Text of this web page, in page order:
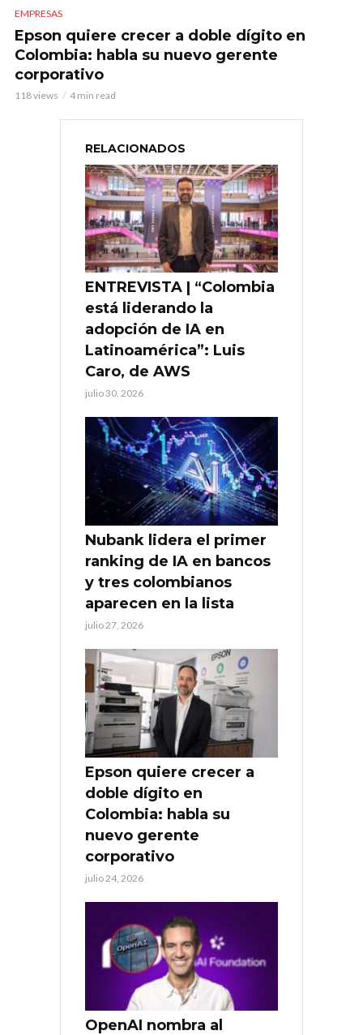
EMPRESAS
Epson quiere crecer a doble dígito en
Colombia: habla su nuevo gerente
corporativo
118 views 4 min read
RELACIONADOS
ENTREVISTA | “Colombia
está liderando la
adopción de IA en
Latinoamérica”: Luis
Caro, de AWS
julio 30, 2026
Nubank lidera el primer
ranking de IA en bancos
y tres colombianos
aparecen en la lista
julio 27, 2026
Epson quiere crecer a
doble dígito en
Colombia: habla su
nuevo gerente
corporativo
julio 24, 2026
OpenAI nombra al